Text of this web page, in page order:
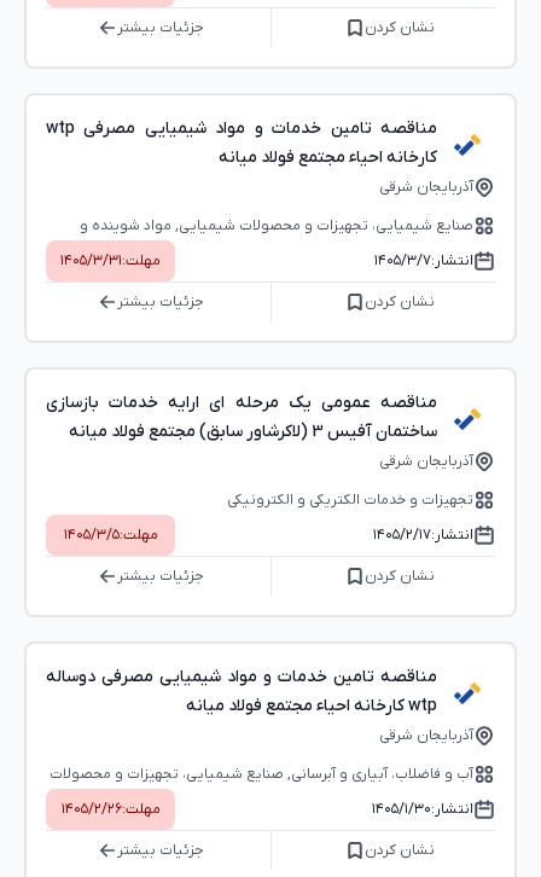
نشان کردن جزئیات بیشتر
مناقصه تامین خدمات و مواد شیمیایی مصرفی wtp
کارخانه احیاء مجتمع فولاد میانه
آذربایجان شرقی
صنایع شیمیایی، تجهیزات و محصولات شیمیایی, مواد شوینده و
لوازم بهداشتی
انتشار:۱۴۰۵/۳/۷ مهلت:۱۴۰۵/۳/۳۱
نشان کردن جزئیات بیشتر
مناقصه عمومی یک مرحله ای ارایه خدمات بازسازی
ساختمان آفیس 3 (لاکرشاور سابق) مجتمع فولاد میانه
آذربایجان شرقی
تجهیزات و خدمات الکتریکی و الکترونیکی
انتشار:۱۴۰۵/۲/۱۷ مهلت:۱۴۰۵/۳/۵
نشان کردن جزئیات بیشتر
مناقصه تامین خدمات و مواد شیمیایی مصرفی دوساله
wtp کارخانه احیاء مجتمع فولاد میانه
آذربایجان شرقی
آب و فاضلاب، آبیاری و آبرسانی, صنایع شیمیایی، تجهیزات و محصولات
شیمیایی
انتشار:۱۴۰۵/۱/۳۰ مهلت:۱۴۰۵/۲/۲۶
نشان کردن جزئیات بیشتر